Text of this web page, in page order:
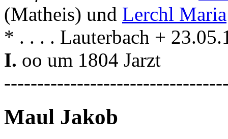
(Matheis) und Lerchl Maria
* . . . . Lauterbach +
I. oo um 1804 Jarzt
Maul Jakob